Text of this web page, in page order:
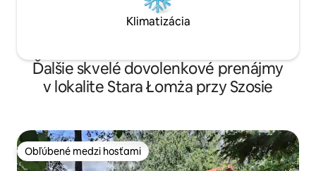
Klimatizácia
Ďalšie skvelé dovolenkové prenájmy
v lokalite Stara Łomża przy Szosie
Obľúbené medzi hosťami
Obľúbené medzi hosťami